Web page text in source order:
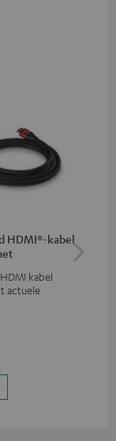
HDMI®-kabel
kabel
actuele